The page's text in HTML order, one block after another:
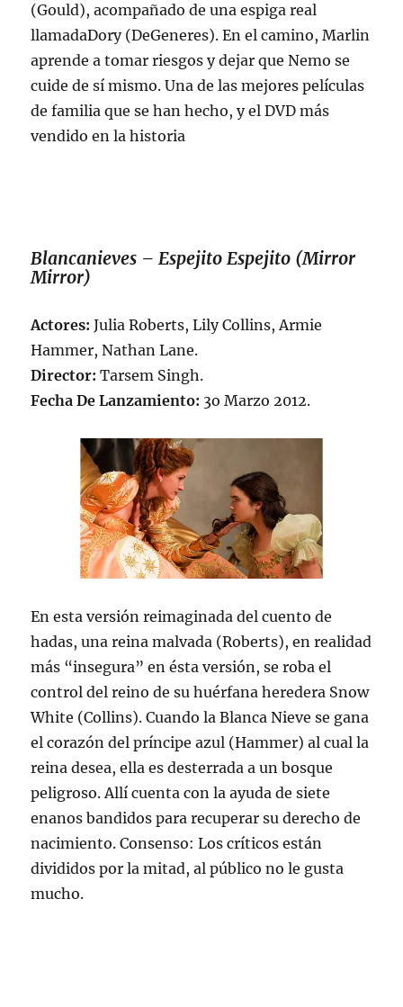
(Gould), acompañado de una espiga real
llamadaDory (DeGeneres). En el camino, Marlin
aprende a tomar riesgos y dejar que Nemo se
cuide de sí mismo. Una de las mejores películas
de familia que se han hecho, y el DVD más
vendido en la historia
Blancanieves – Espejito Espejito (Mirror
Mirror)
Actores: Julia Roberts, Lily Collins, Armie
Hammer, Nathan Lane.
Director: Tarsem Singh.
Fecha De Lanzamiento: 3o Marzo 2012.
En esta versión reimaginada del cuento de
hadas, una reina malvada (Roberts), en realidad
más “insegura” en ésta versión, se roba el
control del reino de su huérfana heredera Snow
White (Collins). Cuando la Blanca Nieve se gana
el corazón del príncipe azul (Hammer) al cual la
reina desea, ella es desterrada a un bosque
peligroso. Allí cuenta con la ayuda de siete
enanos bandidos para recuperar su derecho de
nacimiento. Consenso: Los críticos están
divididos por la mitad, al público no le gusta
mucho.